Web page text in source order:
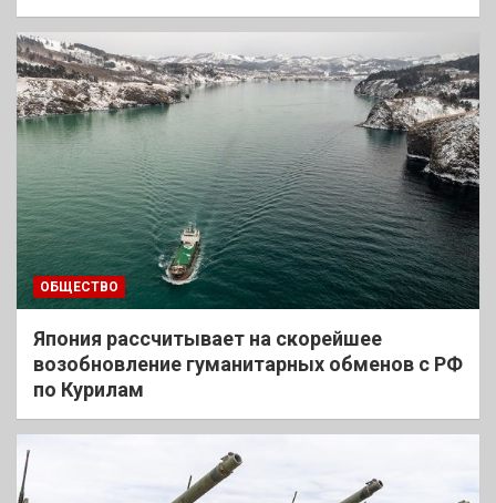
ОБЩЕСТВО
Япония рассчитывает на скорейшее
возобновление гуманитарных обменов с РФ
по Курилам